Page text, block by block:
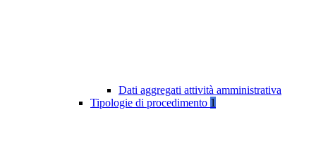
Dati aggregati attività amministrativa
Tipologie di procedimento 1